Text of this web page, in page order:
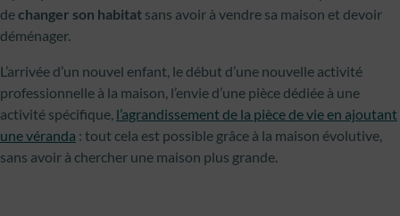
dechanger son habitat sans avoir à vendre sa maison et devoir
déménager.
L’arrivée d’un nouvel enfant, le début d’une nouvelle activité
professionnelle à la maison, l’envie d’une pièce dédiée à une
activité spécifique, l’agrandissement de la pièce de vie en ajoutant
une véranda : tout cela est possible grâce à la maison évolutive,
sans avoir à chercher une maison plus grande.